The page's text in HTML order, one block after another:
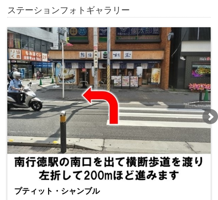
ステーションフォトギャラリー
プティット・シャンブル